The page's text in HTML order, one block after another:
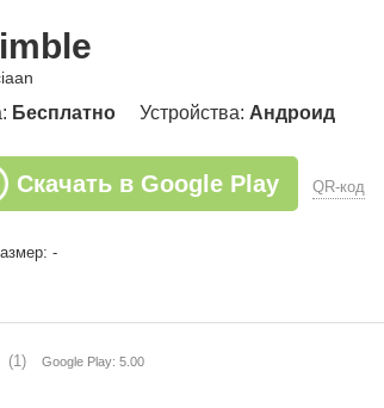
Бесплатно Устройства: Андроид
Скачать в Google Play QR-код
-
(1) Google Play: 5.00